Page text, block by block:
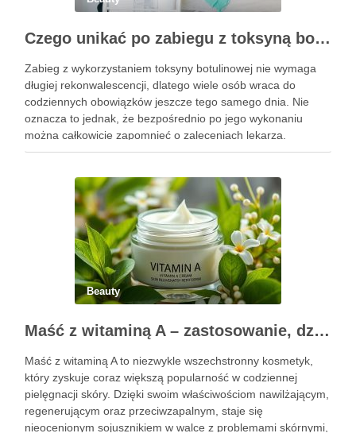
Czego unikać po zabiegu z toksyną botulinową?
Zabieg z wykorzystaniem toksyny botulinowej nie wymaga
długiej rekonwalescencji, dlatego wiele osób wraca do
codziennych obowiązków jeszcze tego samego dnia. Nie
oznacza to jednak, że bezpośrednio po jego wykonaniu
można całkowicie zapomnieć o zaleceniach lekarza.
Pierwsze godziny i dni po zabiegu mają znaczenie dla
Beauty
Maść z witaminą A – zastosowanie, działanie i bezpieczeństwo stosowania
Maść z witaminą A to niezwykle wszechstronny kosmetyk,
który zyskuje coraz większą popularność w codziennej
pielęgnacji skóry. Dzięki swoim właściwościom nawilżającym,
regenerującym oraz przeciwzapalnym, staje się
nieocenionym sojusznikiem w walce z problemami skórnymi,